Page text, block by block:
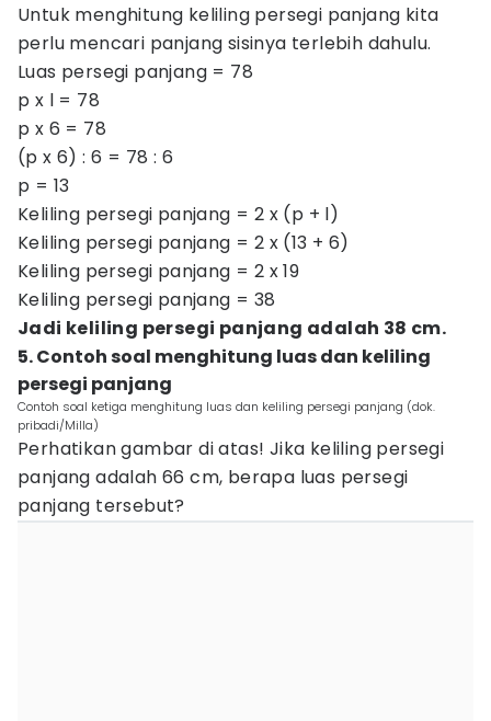
Untuk menghitung keliling persegi panjang kita
perlu mencari panjang sisinya terlebih dahulu.
Luas persegi panjang = 78
p x l = 78
p x 6 = 78
(p x 6) : 6 = 78 : 6
p = 13
Keliling persegi panjang = 2 x (p + l)
Keliling persegi panjang = 2 x (13 + 6)
Keliling persegi panjang = 2 x 19
Keliling persegi panjang = 38
Jadi keliling persegi panjang adalah 38 cm.
5. Contoh soal menghitung luas dan keliling
persegi panjang
Contoh soal ketiga menghitung luas dan keliling persegi panjang (dok.
pribadi/Milla)
Perhatikan gambar di atas! Jika keliling persegi
panjang adalah 66 cm, berapa luas persegi
panjang tersebut?